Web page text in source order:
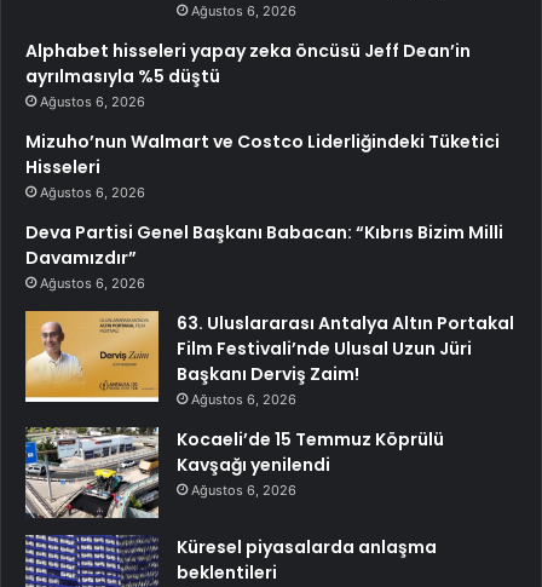
Ağustos 6, 2026
Alphabet hisseleri yapay zeka öncüsü Jeff Dean’in
ayrılmasıyla %5 düştü
Ağustos 6, 2026
Mizuho’nun Walmart ve Costco Liderliğindeki Tüketici
Hisseleri
Ağustos 6, 2026
Deva Partisi Genel Başkanı Babacan: “Kıbrıs Bizim Milli
Davamızdır”
Ağustos 6, 2026
63. Uluslararası Antalya Altın Portakal
Film Festivali’nde Ulusal Uzun Jüri
Başkanı Derviş Zaim!
Ağustos 6, 2026
Kocaeli’de 15 Temmuz Köprülü
Kavşağı yenilendi
Ağustos 6, 2026
Küresel piyasalarda anlaşma
beklentileri